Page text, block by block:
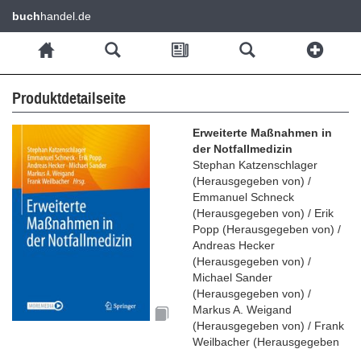
buchhandel.de
Produktdetailseite
Erweiterte Maßnahmen in
der Notfallmedizin
Stephan Katzenschlager
(Herausgegeben von) /
Emmanuel Schneck
(Herausgegeben von) / Erik
Popp (Herausgegeben von) /
Andreas Hecker
(Herausgegeben von) /
Michael Sander
(Herausgegeben von) /
Markus A. Weigand
(Herausgegeben von) / Frank
Weilbacher (Herausgegeben